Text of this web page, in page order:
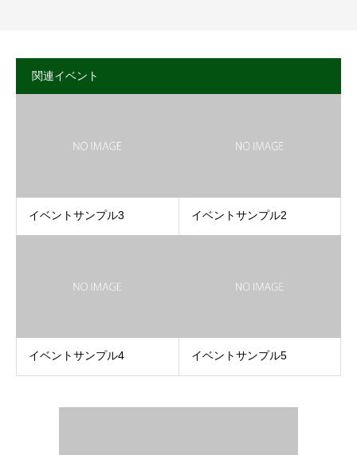
関連イベント
イベントサンプル3 イベントサンプル2
イベントサンプル4 イベントサンプル5